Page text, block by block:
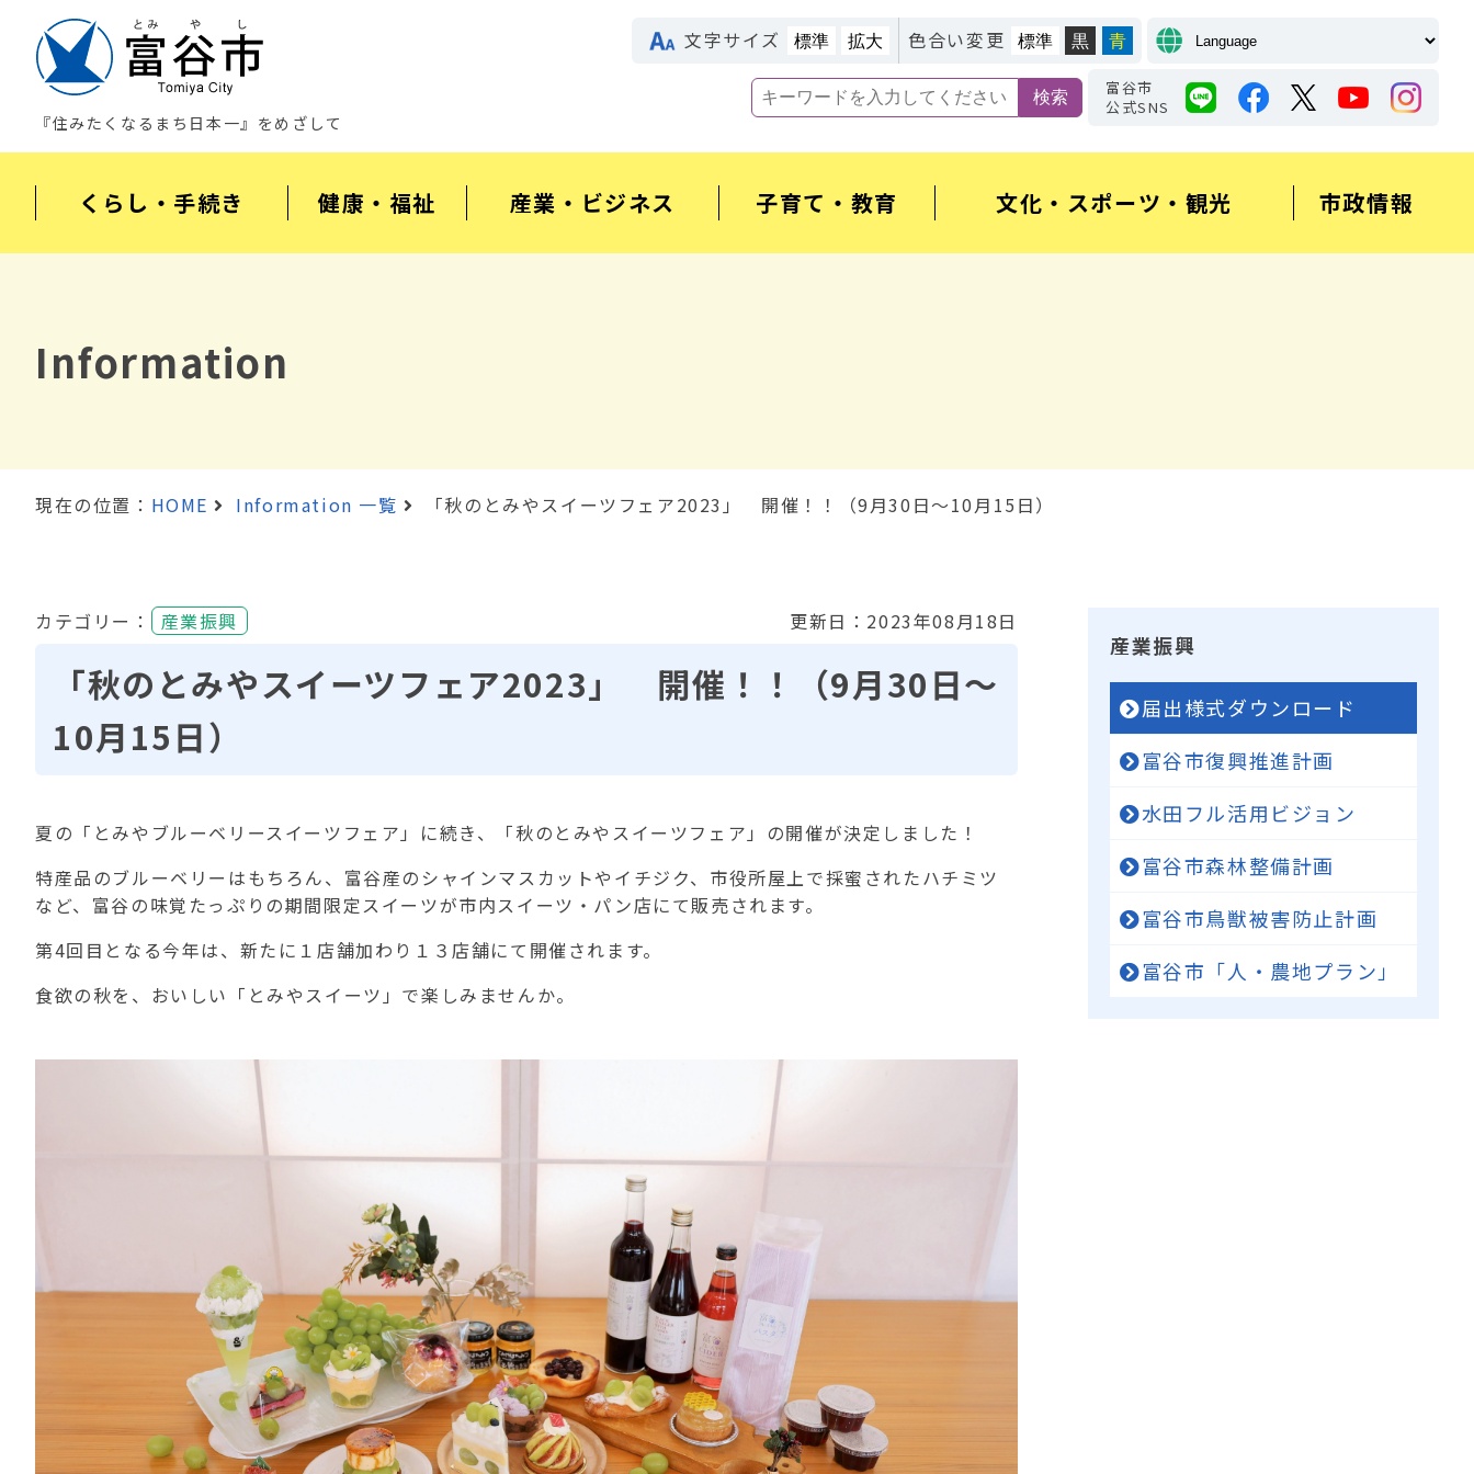
『住みたくなるまち日本一』をめざして
文字サイズ 標準 拡大 色合い変更 標準 黒 青
富谷市
公式SNS
くらし・手続き 健康・福祉 産業・ビジネス 子育て・教育 文化・スポーツ・観光 市政情報
Information
現在の位置： HOME Information 一覧 「秋のとみやスイーツフェア2023」 開催！！（9月30日～10月15日）
カテゴリー： 産業振興 更新日：2023年08月18日
「秋のとみやスイーツフェア2023」 開催！！（9月30日～
10月15日）
夏の「とみやブルーベリースイーツフェア」に続き、「秋のとみやスイーツフェア」の開催が決定しました！
特産品のブルーベリーはもちろん、富谷産のシャインマスカットやイチジク、市役所屋上で採蜜されたハチミツ
など、富谷の味覚たっぷりの期間限定スイーツが市内スイーツ・パン店にて販売されます。
第4回目となる今年は、新たに１店舗加わり１３店舗にて開催されます。
食欲の秋を、おいしい「とみやスイーツ」で楽しみませんか。
産業振興
届出様式ダウンロード
富谷市復興推進計画
水田フル活用ビジョン
富谷市森林整備計画
富谷市鳥獣被害防止計画
富谷市「人・農地プラン」